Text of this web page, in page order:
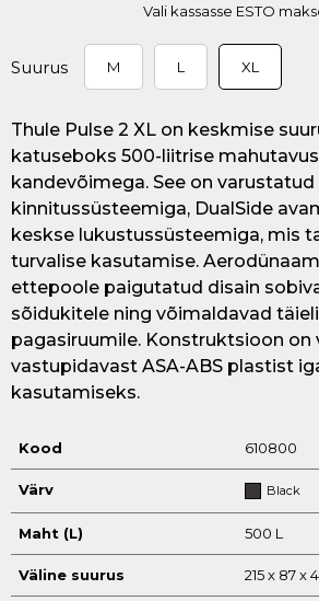
Vali kassasse ESTO
Suurus M L XL
Thule Pulse 2 XL on keskmise
katuseboks 500-liitrise
kandevõimega. See on
kinnitussüsteemiga, DualSide
keskse lukustussüsteemiga, mis
turvalise kasutamise.
ettepoole paigutatud disain
sõidukitele ning võimaldavad
pagasiruumile. Konstruktsioon on
vastupidavast ASA-ABS plastist
kasutamiseks.
Kood 610800
Värv Black
Maht (L) 500 L
Väline suurus 215 x 87 x